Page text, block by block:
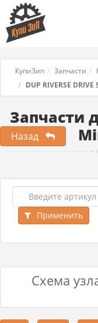
КупиЗип Запчасти
DUP RIVERSE DRIVE
Запчасти
Назад
Применить
Схема